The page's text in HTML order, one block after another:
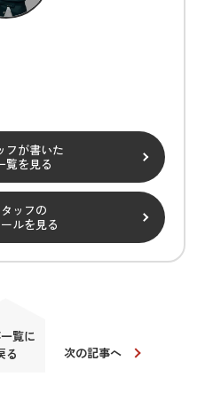
フが書いた
覧を見る
ッフの
ルを見る
覧に
る
次の記事へ